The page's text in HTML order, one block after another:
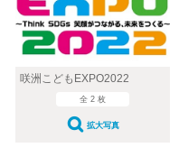
咲洲こどもEXPO2022
全 2 枚
拡大写真